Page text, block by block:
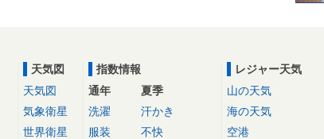
天気図
天気図
気象衛星
世界衛星
指数情報
通年
洗濯
服装
夏季
汗かき
不快
レジャー天気
山の天気
海の天気
空港